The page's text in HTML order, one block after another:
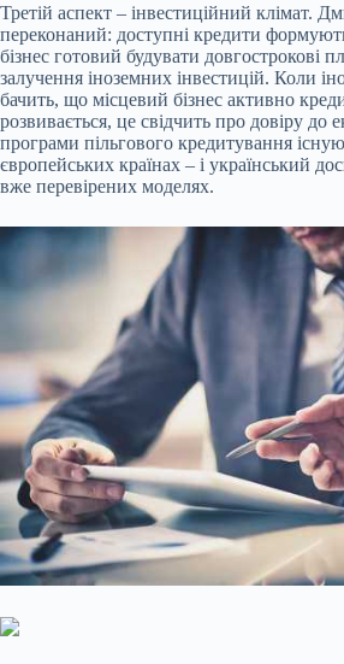
Третій аспект – інвестиційний клімат.
переконаний: доступні кредити
бізнес готовий будувати довгострокові
залучення іноземних інвестицій. Коли
бачить, що місцевий бізнес активно
розвивається, це свідчить про довіру до
програми пільгового кредитування
європейських країнах – і український
вже перевірених моделях.